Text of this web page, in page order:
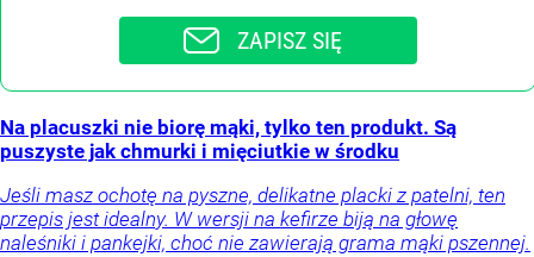
ZAPISZ SIĘ
Na placuszki nie biorę mąki, tylko ten produkt. Są
puszyste jak chmurki i mięciutkie w środku
Jeśli masz ochotę na pyszne, delikatne placki z patelni, ten
przepis jest idealny. W wersji na kefirze biją na głowę
naleśniki i pankejki, choć nie zawierają grama mąki pszennej.